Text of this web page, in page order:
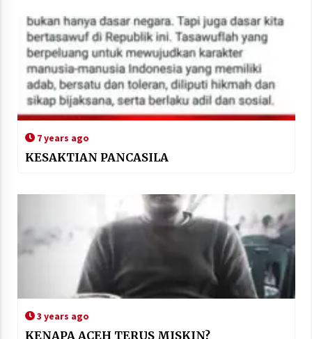
7 years ago
KESAKTIAN PANCASILA
3 years ago
KENAPA ACEH TERUS MISKIN?